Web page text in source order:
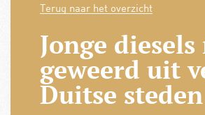
Terug naar het overzicht
Jonge
geweerd uit
Duitse steden